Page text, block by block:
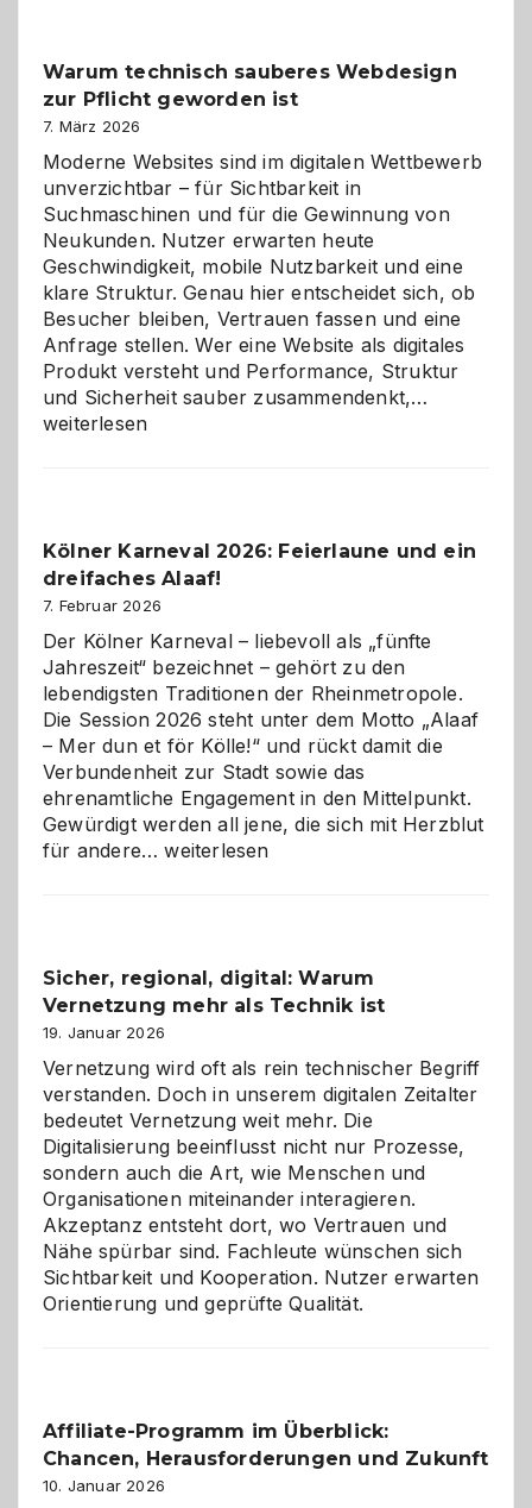
den
Logikrätseln
Warum technisch sauberes Webdesign
zur Pflicht geworden ist
7. März 2026
Moderne Websites sind im digitalen Wettbewerb
unverzichtbar – für Sichtbarkeit in
Suchmaschinen und für die Gewinnung von
Neukunden. Nutzer erwarten heute
Geschwindigkeit, mobile Nutzbarkeit und eine
klare Struktur. Genau hier entscheidet sich, ob
Besucher bleiben, Vertrauen fassen und eine
Anfrage stellen. Wer eine Website als digitales
Produkt versteht und Performance, Struktur
und Sicherheit sauber zusammendenkt,…
geworden
weiterlesen
Kölner Karneval 2026: Feierlaune und ein
dreifaches Alaaf!
7. Februar 2026
Der Kölner Karneval – liebevoll als „fünfte
Jahreszeit“ bezeichnet – gehört zu den
lebendigsten Traditionen der Rheinmetropole.
Die Session 2026 steht unter dem Motto „Alaaf
– Mer dun et för Kölle!“ und rückt damit die
Verbundenheit zur Stadt sowie das
ehrenamtliche Engagement in den Mittelpunkt.
Gewürdigt werden all jene, die sich mit Herzblut
für andere…Kölner
ein
dreifaches
Alaaf!
weiterlesen
Sicher, regional, digital: Warum
Vernetzung mehr als Technik ist
19. Januar 2026
Vernetzung wird oft als rein technischer Begriff
verstanden. Doch in unserem digitalen Zeitalter
bedeutet Vernetzung weit mehr. Die
Digitalisierung beeinflusst nicht nur Prozesse,
sondern auch die Art, wie Menschen und
Organisationen miteinander interagieren.
Akzeptanz entsteht dort, wo Vertrauen und
Nähe spürbar sind. Fachleute wünschen sich
Sichtbarkeit und Kooperation. Nutzer erwarten
Orientierung und geprüfte Qualität.
Affiliate-Programm im Überblick:
Chancen, Herausforderungen und Zukunft
10. Januar 2026